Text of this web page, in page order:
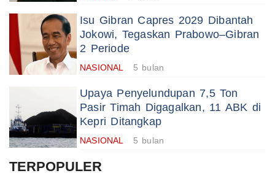
Isu Gibran Capres 2029 Dibantah
Jokowi, Tegaskan Prabowo–Gibran
2 Periode
NASIONAL 5 bulan
Upaya Penyelundupan 7,5 Ton
Pasir Timah Digagalkan, 11 ABK di
Kepri Ditangkap
NASIONAL 5 bulan
TERPOPULER